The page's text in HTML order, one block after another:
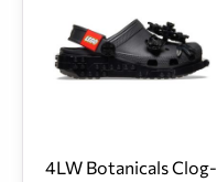
4LW Botanicals Clog-